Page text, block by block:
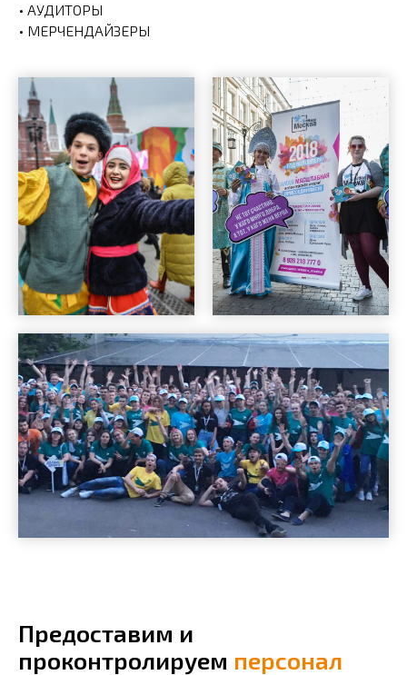
• АУДИТОРЫ
• МЕРЧЕНДАЙЗЕРЫ
Предоставим и
проконтролируем персонал